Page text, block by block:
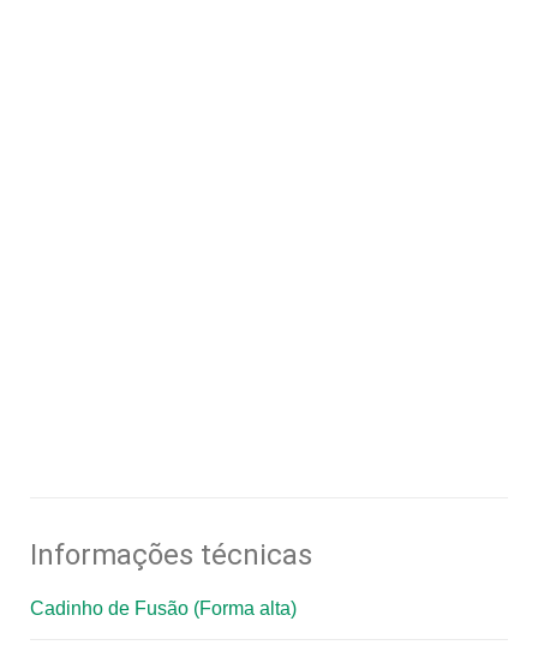
Informações técnicas
Cadinho de Fusão (Forma alta)